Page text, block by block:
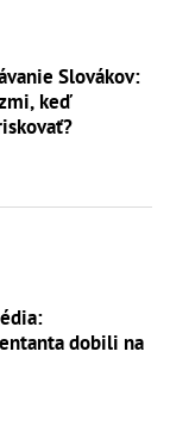
Slovákov:
keď
dobili na